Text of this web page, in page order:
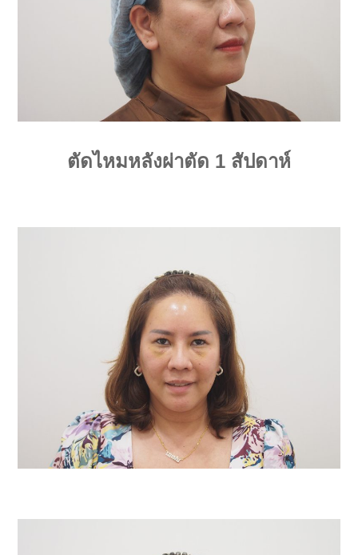
ตัดไหมหลังผ่าตัด 1 สัปดาห์